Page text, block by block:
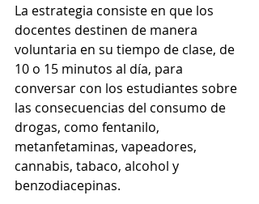
La estrategia consiste en que los
docentes destinen de manera
voluntaria en su tiempo de clase, de
10 o 15 minutos al día, para
conversar con los estudiantes sobre
las consecuencias del consumo de
drogas, como fentanilo,
metanfetaminas, vapeadores,
cannabis, tabaco, alcohol y
benzodiacepinas.